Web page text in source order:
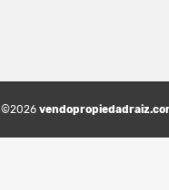
©2026